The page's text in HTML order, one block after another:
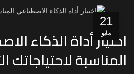
21
مايو
اختيار أداة الذكاء
المناسبة لاحتياجاتك